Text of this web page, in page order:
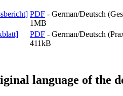
PDF - German/Deutsch
1MB
PDF - German/Deutsch
411kB
language of the